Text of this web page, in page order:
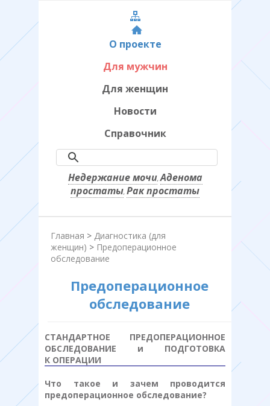
О проекте
Для мужчин
Для женщин
Новости
Справочник
Недержание мочи,Аденома
простаты, Рак простаты
Главная > Диагностика (для
женщин) > Предоперационное
обследование
Предоперационное
обследование
СТАНДАРТНОЕ ПРЕДОПЕРАЦИОННОЕ
ОБСЛЕДОВАНИЕ и ПОДГОТОВКА
К ОПЕРАЦИИ
Что такое и зачем проводится
предоперационное обследование?